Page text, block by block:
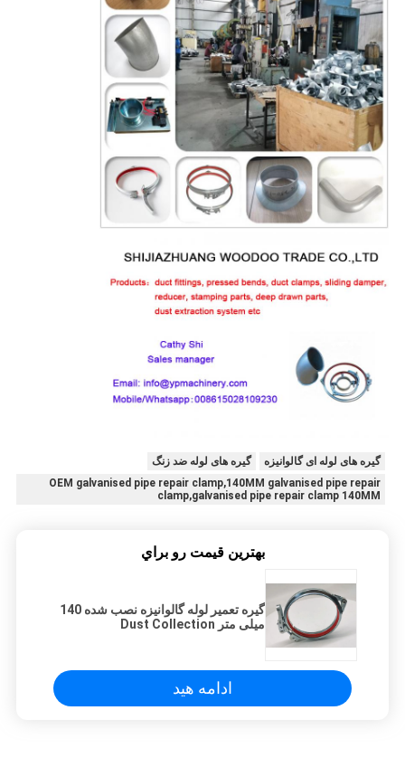
گیره های لوله ای گالوانیزه
گیره های لوله ضد زنگ
OEM galvanised pipe repair clamp,140MM galvanised pipe repair
clamp,galvanised pipe repair clamp 140MM
بهترين قيمت رو براي
گیره تعمیر لوله گالوانیزه نصب شده 140
میلی متر Dust Collection
ادامه هید